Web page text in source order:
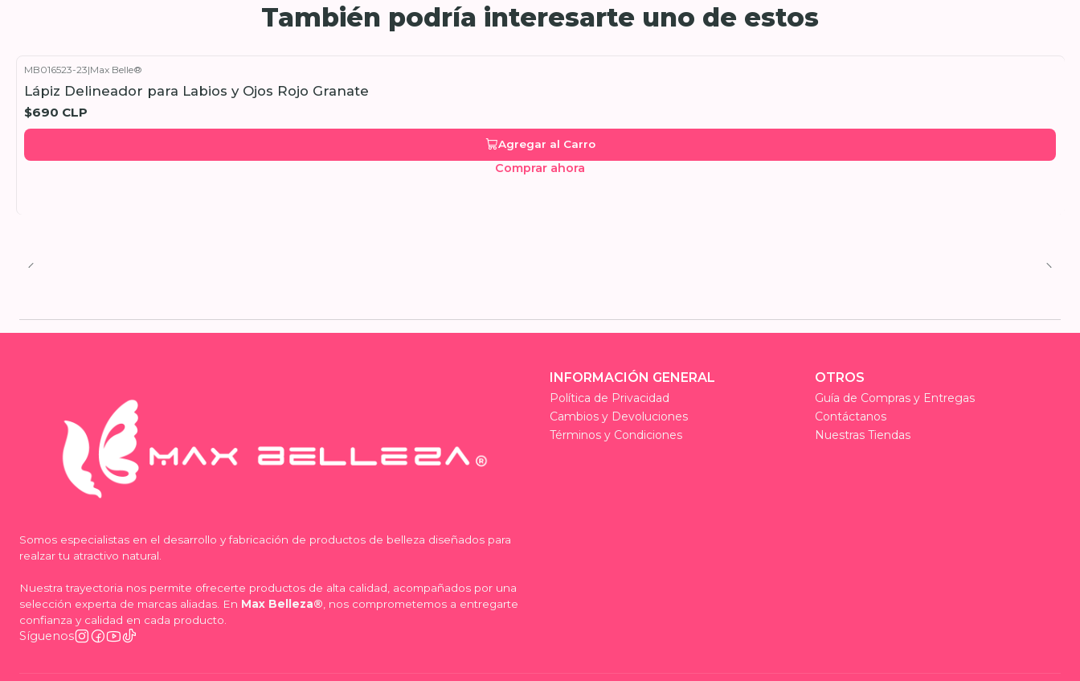
También podría interesarte uno de estos
MB016523-23|Max Belle®
Lápiz Delineador para Labios y Ojos Rojo Granate
$690 CLP
Agregar al Carro
Comprar ahora
Somos especialistas en el desarrollo y fabricación de productos de belleza diseñados para
realzar tu atractivo natural.
Nuestra trayectoria nos permite ofrecerte productos de alta calidad, acompañados por una
selección experta de marcas aliadas. En Max Belleza® , nos comprometemos a entregarte
confianza y calidad en cada producto.
Síguenos
INFORMACIÓN GENERAL
Política de Privacidad
Cambios y Devoluciones
Términos y Condiciones
OTROS
Guía de Compras y Entregas
Contáctanos
Nuestras Tiendas